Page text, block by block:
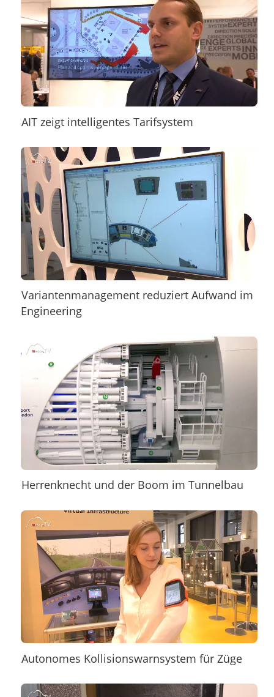
AIT zeigt intelligentes Tarifsystem
Variantenmanagement reduziert Aufwand im
Engineering
Herrenknecht und der Boom im Tunnelbau
Autonomes Kollisionswarnsystem für Züge